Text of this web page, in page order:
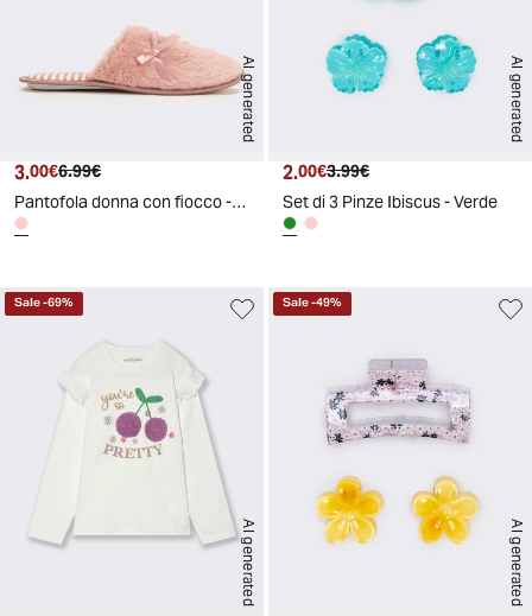
AI generated
Prezzo attuale
3.00€ Prezzo originale
6.99€
Pantofola donna con fiocco - Rosa
AI generated
Prezzo attuale
2.00€ Prezzo originale
3.99€
Set di 3 Pinze Ibiscus - Verde
AI generated
Sale-69%
AI generated
Sale-49%